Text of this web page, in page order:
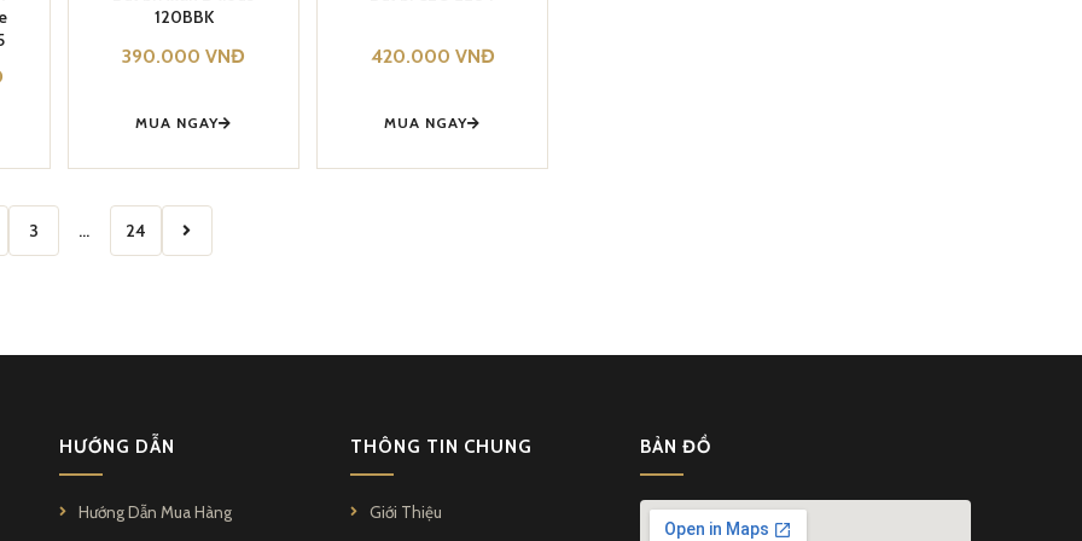
based on
customer
120BBK
390.000 VNĐ
MUA NGAY
based on
420.000 VNĐ
MUA NGAY
3 … 24
HƯỚNG DẪN
Hướng Dẫn Mua Hàng
THÔNG TIN CHUNG
Giới Thiệu
BẢN ĐỒ